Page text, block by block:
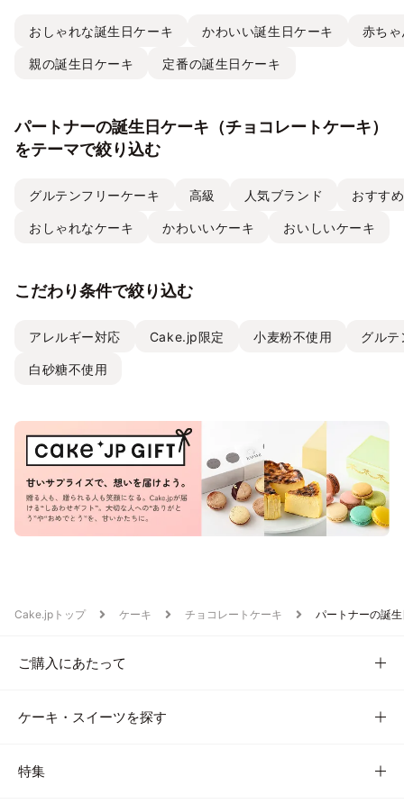
おしゃれな誕生日ケーキ かわいい誕生日ケーキ 赤ち
親の誕生日ケーキ 定番の誕生日ケーキ
パートナーの誕生日ケーキ（チョコレートケーキ）
をテーマで絞り込む
グルテンフリーケーキ 高級 人気ブランド おすす
おしゃれなケーキ かわいいケーキ おいしいケーキ
こだわり条件で絞り込む
アレルギー対応 Cake.jp限定 小麦粉不使用 グルテ
白砂糖不使用
Cake.jpトップ ケーキ チョコレートケーキ パートナーの誕
ご購入にあたって
ケーキ・スイーツを探す
特集